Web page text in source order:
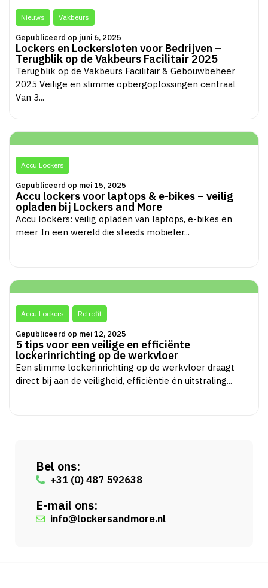
Nieuws Vakbeurs
Gepubliceerd op juni 6, 2025
Lockers en Lockersloten voor Bedrijven –
Terugblik op de Vakbeurs Facilitair 2025
Terugblik op de Vakbeurs Facilitair & Gebouwbeheer
2025 Veilige en slimme opbergoplossingen centraal
Van 3...
Accu Lockers
Gepubliceerd op mei 15, 2025
Accu lockers voor laptops & e-bikes – veilig
opladen bij Lockers and More
Accu lockers: veilig opladen van laptops, e-bikes en
meer In een wereld die steeds mobieler...
Accu Lockers Retrofit
Gepubliceerd op mei 12, 2025
5 tips voor een veilige en efficiënte
lockerinrichting op de werkvloer
Een slimme lockerinrichting op de werkvloer draagt
direct bij aan de veiligheid, efficiëntie én uitstraling...
Bel ons:
+31 (0) 487 592638
E-mail ons:
info@lockersandmore.nl